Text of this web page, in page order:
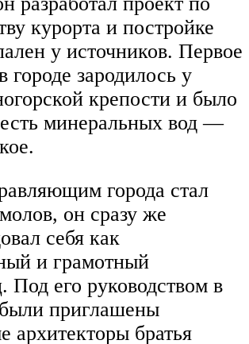
курорта и постройке
у источников. Первое
городе зародилось у
крепости и было
минеральных вод —
города стал
он сразу же
себя как
и грамотный
Под его руководством в
приглашены
архитекторы братья